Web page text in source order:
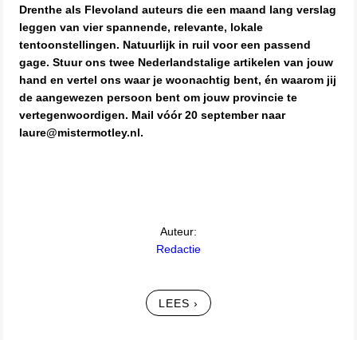
Drenthe als Flevoland auteurs die een maand lang verslag
leggen van vier spannende, relevante, lokale
tentoonstellingen. Natuurlijk in ruil voor een passend
gage. Stuur ons twee Nederlandstalige artikelen van jouw
hand en vertel ons waar je woonachtig bent, én waarom jij
de aangewezen persoon bent om jouw provincie te
vertegenwoordigen. Mail vóór 20 september naar
laure@mistermotley.nl.
Auteur:
Redactie
LEES ›